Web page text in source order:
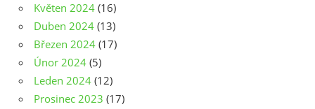
Květen 2024 (16)
Duben 2024 (13)
Březen 2024 (17)
Únor 2024 (5)
Leden 2024 (12)
Prosinec 2023 (17)